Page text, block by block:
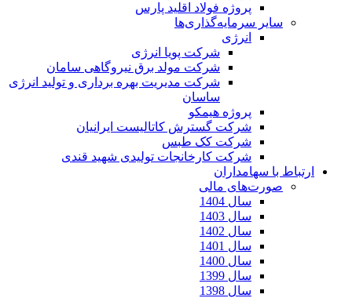
پروژه فولاد اقلید پارس
سایر سرمایه‌گذاری‌ها
انرژی
شرکت پویا انرژی
شرکت مولد برق نیروگاهی سامان
شرکت مدیریت بهره برداری و تولید انرژی
ساسان
پروژه هیمکو
شرکت گسترش کاتالیست ایرانیان
شرکت کک طبس
شرکت کارخانجات تولیدی شهید قندی
ارتباط با سهامداران
صورت‌های مالی
سال 1404
سال 1403
سال 1402
سال 1401
سال 1400
سال 1399
سال 1398